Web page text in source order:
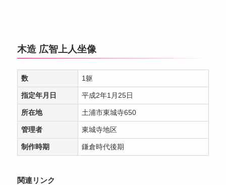
木造 広智上人坐像
数 1躯
指定年月日 平成2年1月25日
所在地 土浦市東城寺650
管理者 東城寺地区
制作時期 鎌倉時代後期
関連リンク